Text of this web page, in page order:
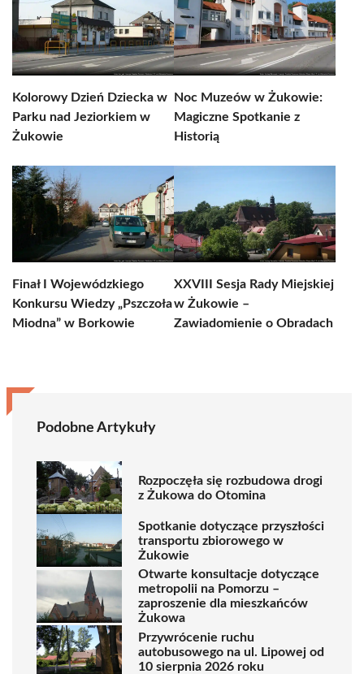
Kolorowy Dzień Dziecka w
Parku nad Jeziorkiem w
Żukowie
Noc Muzeów w Żukowie:
Magiczne Spotkanie z
Historią
Finał I Wojewódzkiego
Konkursu Wiedzy „Pszczoła
Miodna” w Borkowie
XXVIII Sesja Rady Miejskiej
w Żukowie –
Zawiadomienie o Obradach
Podobne Artykuły
Rozpoczęła się rozbudowa drogi
z Żukowa do Otomina
Spotkanie dotyczące przyszłości
transportu zbiorowego w
Żukowie
Otwarte konsultacje dotyczące
metropolii na Pomorzu –
zaproszenie dla mieszkańców
Żukowa
Przywrócenie ruchu
autobusowego na ul. Lipowej od
10 sierpnia 2026 roku